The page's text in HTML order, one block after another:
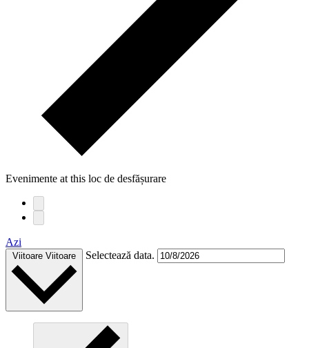
Evenimente at this loc de desfășurare
Azi
Viitoare Viitoare Selectează data.